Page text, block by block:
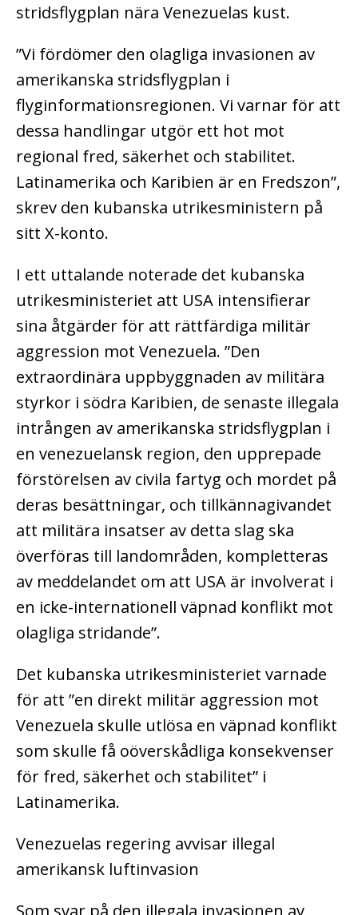
stridsflygplan nära Venezuelas kust.
”Vi fördömer den olagliga invasionen av
amerikanska stridsflygplan i
flyginformationsregionen. Vi varnar för att
dessa handlingar utgör ett hot mot
regional fred, säkerhet och stabilitet.
Latinamerika och Karibien är en Fredszon”,
skrev den kubanska utrikesministern på
sitt X-konto.
I ett uttalande noterade det kubanska
utrikesministeriet att USA intensifierar
sina åtgärder för att rättfärdiga militär
aggression mot Venezuela. ”Den
extraordinära uppbyggnaden av militära
styrkor i södra Karibien, de senaste illegala
intrången av amerikanska stridsflygplan i
en venezuelansk region, den upprepade
förstörelsen av civila fartyg och mordet på
deras besättningar, och tillkännagivandet
att militära insatser av detta slag ska
överföras till landområden, kompletteras
av meddelandet om att USA är involverat i
en icke-internationell väpnad konflikt mot
olagliga stridande”.
Det kubanska utrikesministeriet varnade
för att ”en direkt militär aggression mot
Venezuela skulle utlösa en väpnad konflikt
som skulle få oöverskådliga konsekvenser
för fred, säkerhet och stabilitet” i
Latinamerika.
Venezuelas regering avvisar illegal
amerikansk luftinvasion
Som svar på den illegala invasionen av